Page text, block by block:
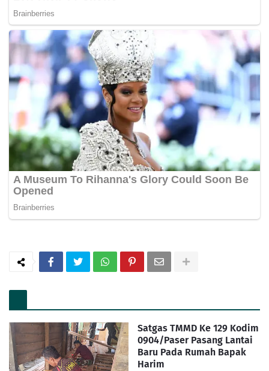
Satgas TMMD Ke 129 Kodim
0904/Paser Pasang Lantai
Baru Pada Rumah Bapak
Harim